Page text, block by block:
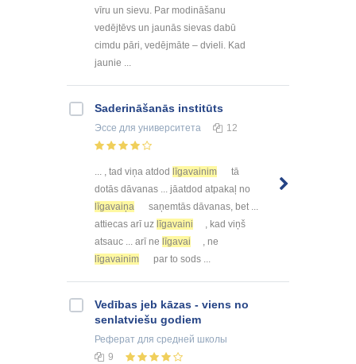
vīru un sievu. Par modināšanu
vedējtēvs un jaunās sievas dabū
cimdu pāri, vedējmāte – dvieli. Kad
jaunie ...
Saderināšanās institūts
Эссе для университета 12
... , tad viņa atdod līgavainim
tā
dotās dāvanas ... jāatdod atpakaļ no
līgavaiņa
saņemtās dāvanas, bet ...
attiecas arī uz līgavaini
, kad viņš
atsauc ... arī ne līgavai
, ne
līgavainim
par to sods ...
Vedības jeb kāzas - viens no
senlatviešu godiem
Реферат для средней школы
9